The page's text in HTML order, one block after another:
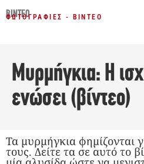
ΒΊΝΤΕΟ
ΦΩΤΟΓΡΑΦΊΕΣ - ΒΊΝΤΕΟ
Μυρμήγκια: Η
ενώσει (βίντεο)
Τα μυρμήγκια φημίζονται
τους. Δείτε τα σε αυτό το